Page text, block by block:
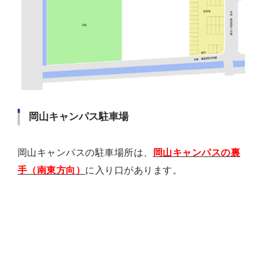
岡山キャンパス駐車場
岡山キャンパスの駐車場所は、
岡山キャンパスの裏
手（南東方向） に入り口があります。